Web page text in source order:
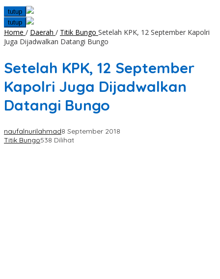
tutup
tutup
Home / Daerah / Titik Bungo Setelah KPK, 12 September Kapolri
Juga Dijadwalkan Datangi Bungo
Setelah KPK, 12 September
Kapolri Juga Dijadwalkan
Datangi Bungo
naufalnurilahmad8 September 2018
Titik Bungo538 Dilihat